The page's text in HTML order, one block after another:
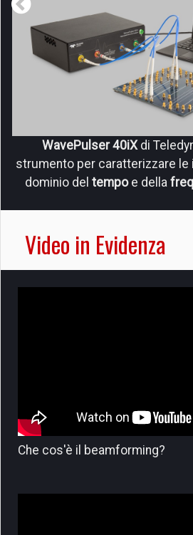
WavePulser 40iXdi
strumento per caratterizzare le
dominio del tempoe della
Video in Evidenza
Che cos'è il beamforming?